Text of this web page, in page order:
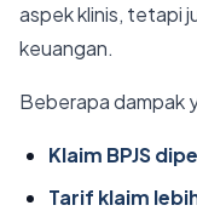
aspek klinis, tetapi
keuangan.
Beberapa dampak
Klaim BPJS
Tarif klaim